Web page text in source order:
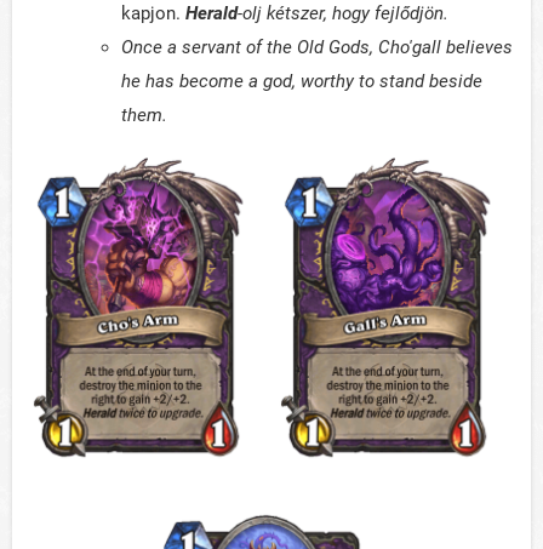
kapjon. Herald-olj kétszer, hogy fejlődjön.
Once a servant of the Old Gods, Cho'gall believes
he has become a god, worthy to stand beside
them.